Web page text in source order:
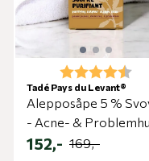
Karakter:
Tadé Pays du Levant®
Alepposåpe 5 %
- Acne- &
152,- 169,-